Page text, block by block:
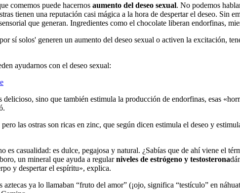
comemos puede hacernos aumento del deseo sexual. No podemos
tienen una reputación casi mágica a la hora de despertar el deseo. Sin
que generan. Ingredientes como el chocolate liberan endorfinas,
sí solos' generen un aumento del deseo sexual o activen la excitación,
ayudarnos con el deseo sexual:
sino que también estimula la producción de endorfinas, esas
las ostras son ricas en zinc, que según dicen estimula el deseo y
es casualidad: es dulce, pegajosa y natural. ¿Sabías que de ahí viene el
un mineral que ayuda a regularniveles de estrógeno y testosterona
y despertar el espíritu», explica.
ya lo llamaban “fruto del amor” (¡ojo, significa “testículo” en